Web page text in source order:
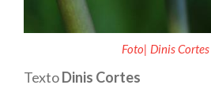
Foto| Dinis Cortes
TextoDinis Cortes